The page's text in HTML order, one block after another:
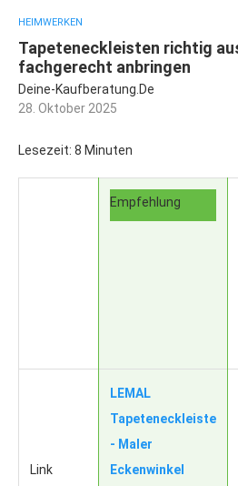
HEIMWERKEN
Tapeteneckleisten richtig
fachgerecht anbringen
Deine-Kaufberatung.de
28. Oktober 2025
Lesezeit: 8 Minuten
Empfehlung
Link
LEMAL
Tapeteneckleiste
- Maler
Eckenwinkel